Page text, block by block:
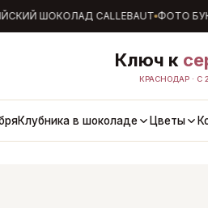
ШОКОЛАД CALLEBAUT ФОТО
Ключ к
КРАСНОДАР · С
Клубника в шоколаде Цветы